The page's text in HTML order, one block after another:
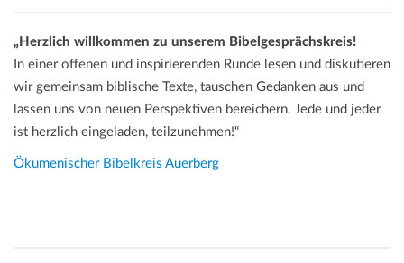
„Herzlich willkommen zu unserem Bibelgesprächskreis!
In einer offenen und inspirierenden Runde lesen und diskutieren
wir gemeinsam biblische Texte, tauschen Gedanken aus und
lassen uns von neuen Perspektiven bereichern. Jede und jeder
ist herzlich eingeladen, teilzunehmen!“
Ökumenischer Bibelkreis Auerberg